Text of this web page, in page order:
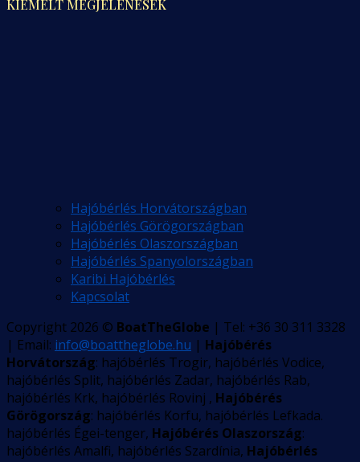
KIEMELT MEGJELENÉSEK
Hajóbérlés Horvátországban
Hajóbérlés Görögországban
Hajóbérlés Olaszországban
Hajóbérlés Spanyolországban
Karibi Hajóbérlés
Kapcsolat
Copyright 2026 © BoatTheGlobe | Tel: +36 30 311 3328
| Email: info@boattheglobe.hu | Hajóbérés
Horvátország: hajóbérlés Trogir, hajóbérlés Vodice,
hajóbérlés Split, hajóbérlés Zadar, hajóbérlés Rab,
hajóbérlés Krk, hajóbérlés Rovinj , Hajóbérés
Görögország: hajóbérlés Korfu, hajóbérlés Lefkada.
hajóbérlés Égei-tenger, Hajóbérés Olaszország:
hajóbérlés Amalfi, hajóbérlés Szardínia, Hajóbérlés